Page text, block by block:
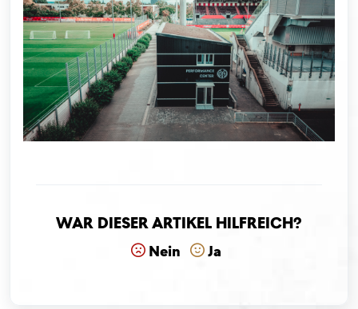
War dieser Artikel hilfreich?
Nein Ja